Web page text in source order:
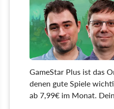
GameStar Plus ist das
denen gute Spiele
ab 7,99€ im Monat.